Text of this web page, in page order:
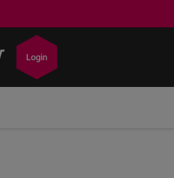
Mein Warenkorb
Login